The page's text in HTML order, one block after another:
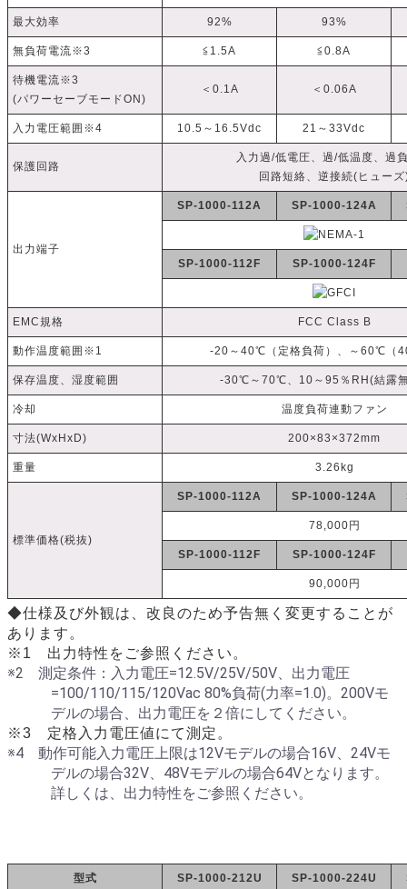
最大効率 92% 93%
無負荷電流※3 ≦1.5A ≦0.8A
待機電流※3
(パワーセーブモードON)
＜0.1A ＜0.06A
入力電圧範囲※4 10.5～16.5Vdc 21～33Vdc
保護回路
入力過/低電圧、過/低温度、過
回路短絡、逆接続(ヒュー
出力端子
SP-1000-112A SP-1000-124A
SP-1000-112F SP-1000-124F
EMC規格 FCC Class B
動作温度範囲※1 -20～40℃（定格負荷）、～60℃（
保存温度、湿度範囲 -30℃～70℃、10～95％RH(結露
冷却 温度負荷連動ファン
寸法(WxHxD) 200×83×372mm
重量 3.26kg
標準価格(税抜)
SP-1000-112A SP-1000-124A
78,000円
SP-1000-112F SP-1000-124F
90,000円
◆仕様及び外観は、改良のため予告無く変更することが
あります。
※1 出力特性をご参照ください。
※2 測定条件：入力電圧=12.5V/25V/50V、出力電圧
=100/110/115/120Vac 80%負荷(力率=1.0)。200Vモ
デルの場合、出力電圧を２倍にしてください。
※3 定格入力電圧値にて測定。
※4 動作可能入力電圧上限は12Vモデルの場合16V、24Vモ
デルの場合32V、48Vモデルの場合64Vとなります。
詳しくは、出力特性をご参照ください。
型式 SP-1000-212U SP-1000-224U